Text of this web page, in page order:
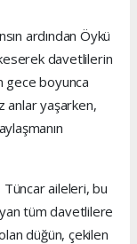
ardından Öykü
davetlilerin
gece boyunca
anlar yaşarken,
aileleri, bu
tüm davetlilere
düğün, çekilen